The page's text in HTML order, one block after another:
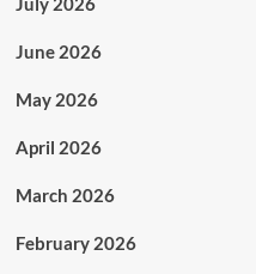
June 2026
May 2026
April 2026
March 2026
February 2026